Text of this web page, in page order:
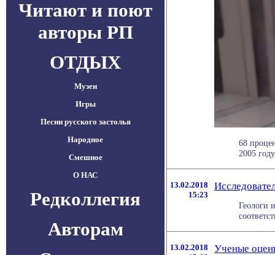
Читают и поют
авторы РП
ОТДЫХ
Музеи
Игры
Песни русского застолья
Народное
Смешное
О НАС
Редколлегия
Авторам
68
2005
13.02.2018
15:23
Геологи
13.02.2018
Ученые